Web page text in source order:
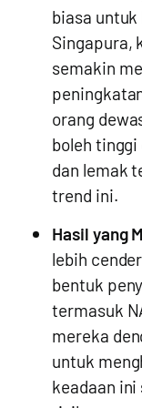
biasa untuk
Singapura,
semakin
orang
boleh
dan lemak
trend ini.
Hasil yang
lebih
bentuk
termasuk
mereka
untuk
keadaan